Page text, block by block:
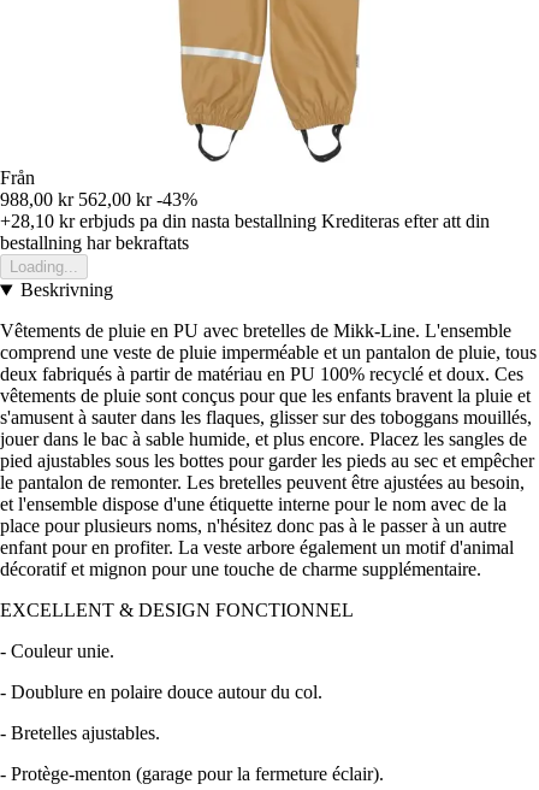
Från
988,00 kr 562,00 kr -43%
+28,10 krerbjuds pa din nasta bestallning Krediteras efter att din
bestallning har bekraftats
Loading...
Beskrivning
Vêtements de pluie en PU avec bretelles de Mikk-Line. L'ensemble
comprend une veste de pluie imperméable et un pantalon de pluie, tous
deux fabriqués à partir de matériau en PU 100% recyclé et doux. Ces
vêtements de pluie sont conçus pour que les enfants bravent la pluie et
s'amusent à sauter dans les flaques, glisser sur des toboggans mouillés,
jouer dans le bac à sable humide, et plus encore. Placez les sangles de
pied ajustables sous les bottes pour garder les pieds au sec et empêcher
le pantalon de remonter. Les bretelles peuvent être ajustées au besoin,
et l'ensemble dispose d'une étiquette interne pour le nom avec de la
place pour plusieurs noms, n'hésitez donc pas à le passer à un autre
enfant pour en profiter. La veste arbore également un motif d'animal
décoratif et mignon pour une touche de charme supplémentaire.
EXCELLENT & DESIGN FONCTIONNEL
- Couleur unie.
- Doublure en polaire douce autour du col.
- Bretelles ajustables.
- Protège-menton (garage pour la fermeture éclair).